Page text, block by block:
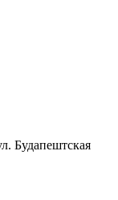
Будапештская